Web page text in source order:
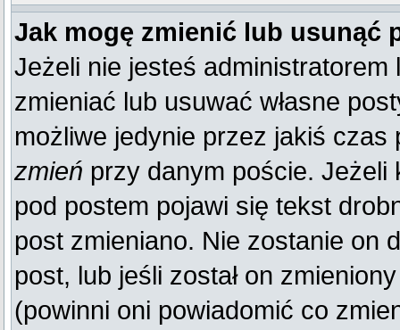
Jak mogę zmienić lub usunąć
Jeżeli nie jesteś
zmieniać lub usuwać własne
możliwe jedynie przez jakiś
zmień przy danym poście. Jeżeli
pod postem pojawi się tekst
post zmieniano. Nie zostanie on
post, lub jeśli został on
(powinni oni powiadomić co